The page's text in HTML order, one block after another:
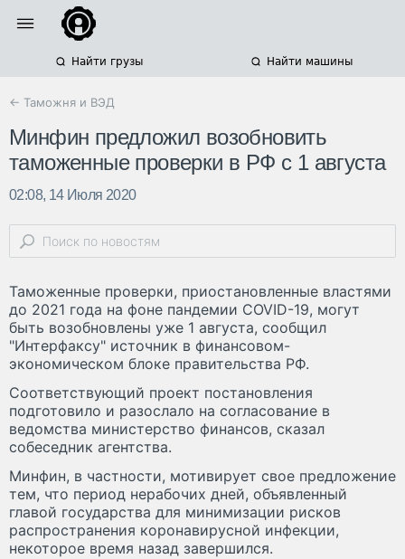
Найти грузы Найти машины
← Таможня и ВЭД
Минфин предложил возобновить
таможенные проверки в РФ с 1 августа
02:08, 14 Июля 2020
Таможенные проверки, приостановленные властями
до 2021 года на фоне пандемии COVID-19, могут
быть возобновлены уже 1 августа, сообщил
"Интерфаксу" источник в финансовом-
экономическом блоке правительства РФ.
Соответствующий проект постановления
подготовило и разослало на согласование в
ведомства министерство финансов, сказал
собеседник агентства.
Минфин, в частности, мотивирует свое предложение
тем, что период нерабочих дней, объявленный
главой государства для минимизации рисков
распространения коронавирусной инфекции,
некоторое время назад завершился.